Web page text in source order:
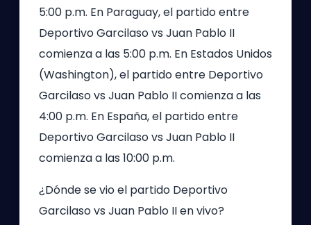
5:00 p.m. En Paraguay, el partido entre
Deportivo Garcilaso vs Juan Pablo II
comienza a las 5:00 p.m. En Estados Unidos
(Washington), el partido entre Deportivo
Garcilaso vs Juan Pablo II comienza a las
4:00 p.m. En España, el partido entre
Deportivo Garcilaso vs Juan Pablo II
comienza a las 10:00 p.m.
¿Dónde se vio el partido Deportivo
Garcilaso vs Juan Pablo II en vivo?